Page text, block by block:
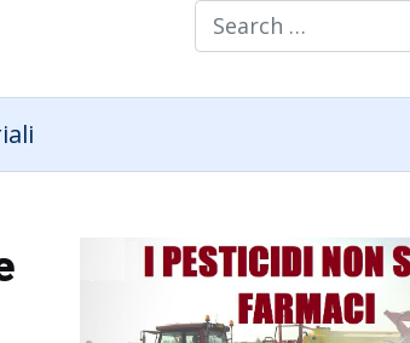
Search